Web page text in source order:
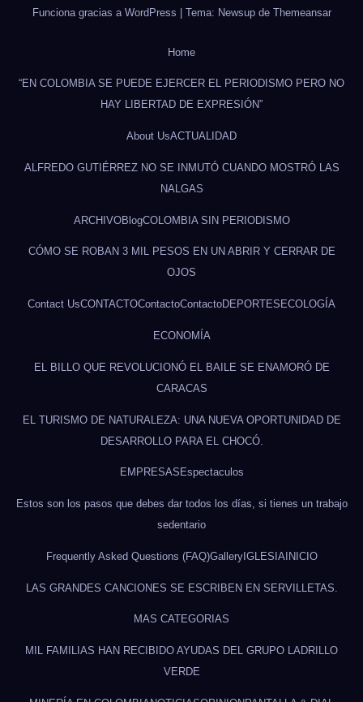
Funciona gracias a WordPress Tema: Newsup de Themeansar
Home
“EN COLOMBIA SE PUEDE EJERCER EL PERIODISMO PERO NO
HAY LIBERTAD DE EXPRESIÓN”
About UsACTUALIDAD
ALFREDO GUTIÉRREZ NO SE INMUTÓ CUANDO MOSTRÓ LAS
NALGAS
ARCHIVOBlogCOLOMBIA SIN PERIODISMO
CÓMO SE ROBAN 3 MIL PESOS EN UN ABRIR Y CERRAR DE
OJOS
Contact UsCONTACTOContactoContactoDEPORTES ECOLOGÍA
ECONOMÍA
EL BILLO QUE REVOLUCIONÓ EL BAILE SE ENAMORÓ DE
CARACAS
EL TURISMO DE NATURALEZA: UNA NUEVA OPORTUNIDAD DE
DESARROLLO PARA EL CHOCÓ.
EMPRESAS Espectaculos
Estos son los pasos que debes dar todos los días, si tienes un trabajo
sedentario
Frequently Asked Questions (FAQ)GalleryIGLESIA INICIO
LAS GRANDES CANCIONES SE ESCRIBEN EN SERVILLETAS.
MAS CATEGORIAS
MIL FAMILIAS HAN RECIBIDO AYUDAS DEL GRUPO LADRILLO
VERDE